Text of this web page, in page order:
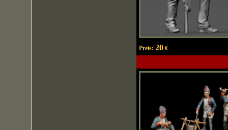
Preis: 20€